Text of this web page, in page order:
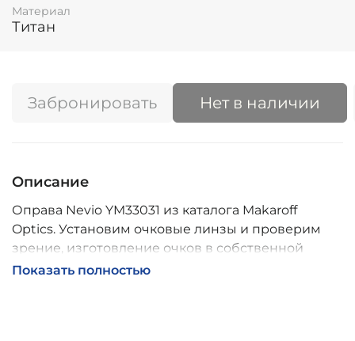
Материал
Титан
Забронировать Нет в наличии
Описание
Оправа Nevio YM33031 из каталога Makaroff
Optics. Установим очковые линзы и проверим
зрение, изготовление очков в собственной
мастерской, обычно 2–5 дней, индивидуальные
Показать полностью